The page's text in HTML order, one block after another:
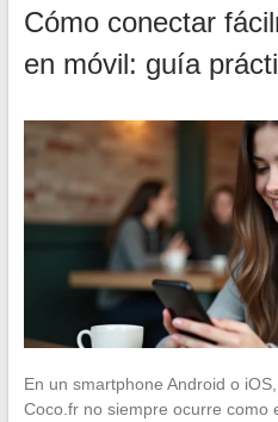
Cómo conectar
en móvil: guía
En un smartphone Android o
Coco.fr no siempre ocurre como